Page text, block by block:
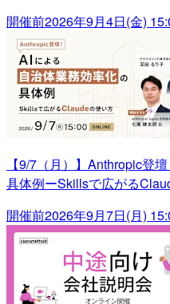
開催前2026年9月4日(金)
【9/7（月）】Anthropic登
具体例ーSkillsで広がる
開催前2026年9月7日(月)